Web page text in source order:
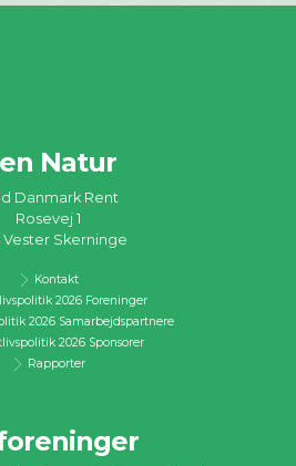
Natur
Danmark Rent
Rosevej 1
Vester Skerninge
Kontakt
2026 Foreninger
2026 Samarbejdspartnere
2026 Sponsorer
Rapporter